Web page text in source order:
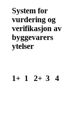
System for
vurdering og
verifikasjon av
byggevarers
ytelser
1+ 1 2+ 3 4